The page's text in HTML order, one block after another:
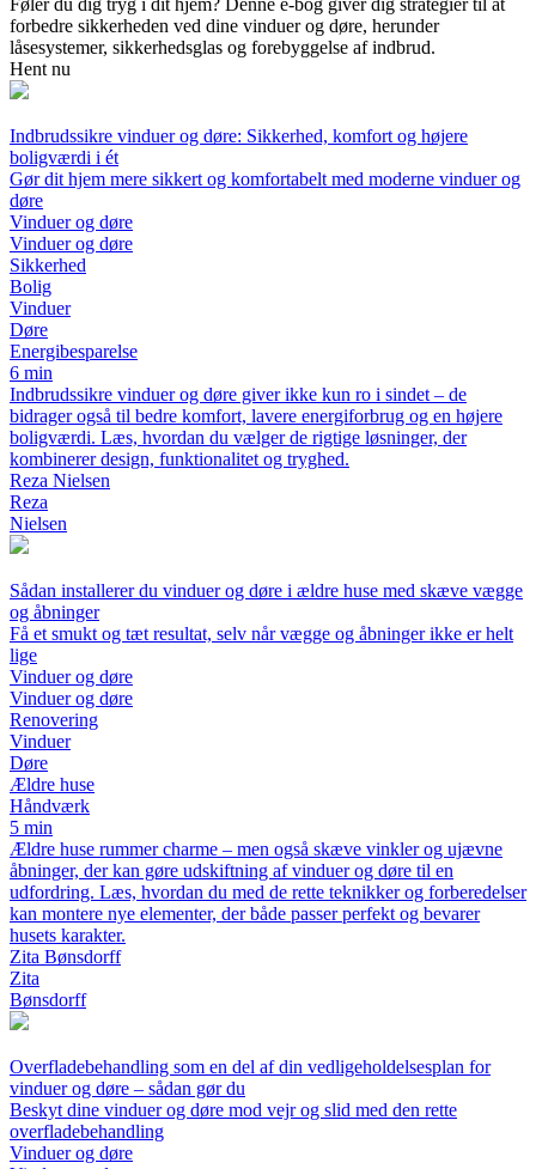
Føler du dig tryg i dit hjem? Denne e-bog giver dig strategier til at
forbedre sikkerheden ved dine vinduer og døre, herunder
låsesystemer, sikkerhedsglas og forebyggelse af indbrud.
Hent nu
Indbrudssikre vinduer og døre: Sikkerhed, komfort og højere
boligværdi i ét
Gør dit hjem mere sikkert og komfortabelt med moderne vinduer og
døre
Vinduer og døre
Vinduer og døre
Sikkerhed
Bolig
Vinduer
Døre
Energibesparelse
6 min
Indbrudssikre vinduer og døre giver ikke kun ro i sindet – de
bidrager også til bedre komfort, lavere energiforbrug og en højere
boligværdi. Læs, hvordan du vælger de rigtige løsninger, der
kombinerer design, funktionalitet og tryghed.
Reza Nielsen
Reza
Nielsen
Sådan installerer du vinduer og døre i ældre huse med skæve vægge
og åbninger
Få et smukt og tæt resultat, selv når vægge og åbninger ikke er helt
lige
Vinduer og døre
Vinduer og døre
Renovering
Vinduer
Døre
Ældre huse
Håndværk
5 min
Ældre huse rummer charme – men også skæve vinkler og ujævne
åbninger, der kan gøre udskiftning af vinduer og døre til en
udfordring. Læs, hvordan du med de rette teknikker og forberedelser
kan montere nye elementer, der både passer perfekt og bevarer
husets karakter.
Zita Bønsdorff
Zita
Bønsdorff
Overfladebehandling som en del af din vedligeholdelsesplan for
vinduer og døre – sådan gør du
Beskyt dine vinduer og døre mod vejr og slid med den rette
overfladebehandling
Vinduer og døre